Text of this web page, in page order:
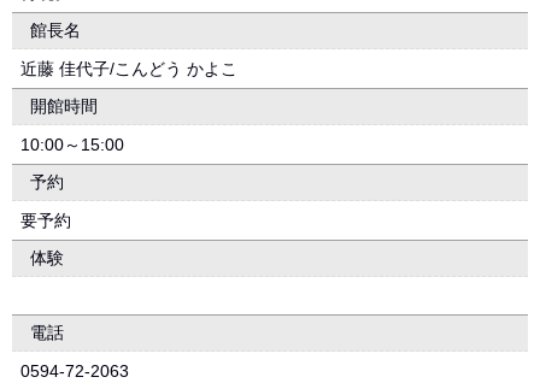
館長名
近藤 佳代子/こんどう かよこ
開館時間
10:00～15:00
予約
要予約
体験
電話
0594-72-2063